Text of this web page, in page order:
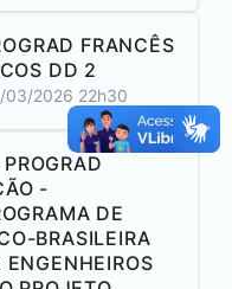
FRANCÊS
DD 2
03/2026 22h30
-
DE
BRASILEIRA
ENGENHEIROS